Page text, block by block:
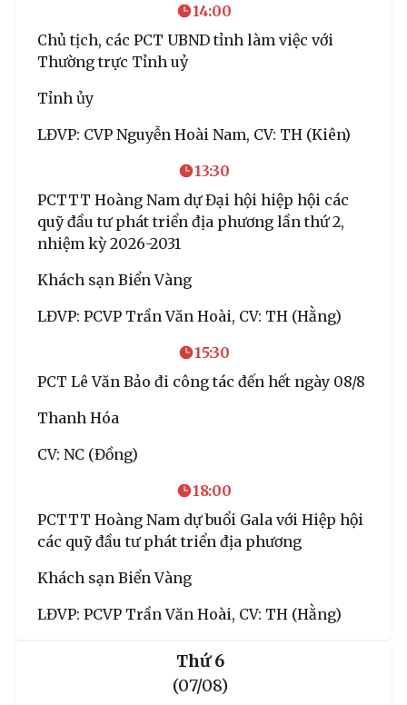
14:00
Chủ tịch, các PCT UBND tỉnh làm việc với
Thường trực Tỉnh uỷ
Tỉnh ủy
LĐVP: CVP Nguyễn Hoài Nam, CV: TH (Kiên)
13:30
PCTTT Hoàng Nam dự Đại hội hiệp hội các
quỹ đầu tư phát triển địa phương lần thứ 2,
nhiệm kỳ 2026-2031
Khách sạn Biển Vàng
LĐVP: PCVP Trần Văn Hoài, CV: TH (Hằng)
15:30
PCT Lê Văn Bảo đi công tác đến hết ngày 08/8
Thanh Hóa
CV: NC (Đồng)
18:00
PCTTT Hoàng Nam dự buổi Gala với Hiệp hội
các quỹ đầu tư phát triển địa phương
Khách sạn Biển Vàng
LĐVP: PCVP Trần Văn Hoài, CV: TH (Hằng)
Thứ 6
(07/08)